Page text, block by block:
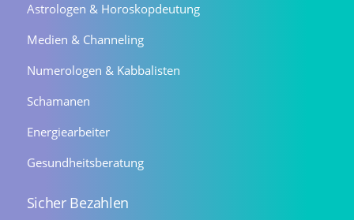
Astrologen & Horoskopdeutung
Medien & Channeling
Numerologen & Kabbalisten
Schamanen
Energiearbeiter
Gesundheitsberatung
Sicher Bezahlen